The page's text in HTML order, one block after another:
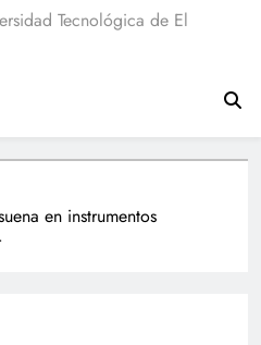
Tecnológica de El
en instrumentos